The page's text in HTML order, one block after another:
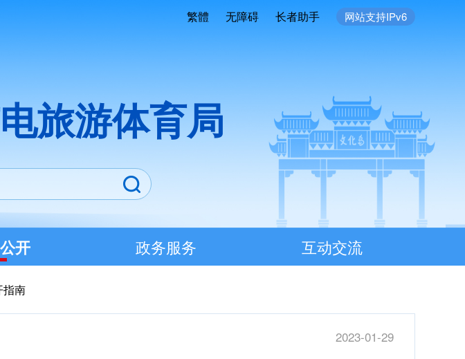
繁體 无障碍 长者助手 网站支持IPv6
旅游体育局
开 政务服务 互动交流
指南
2023-01-29